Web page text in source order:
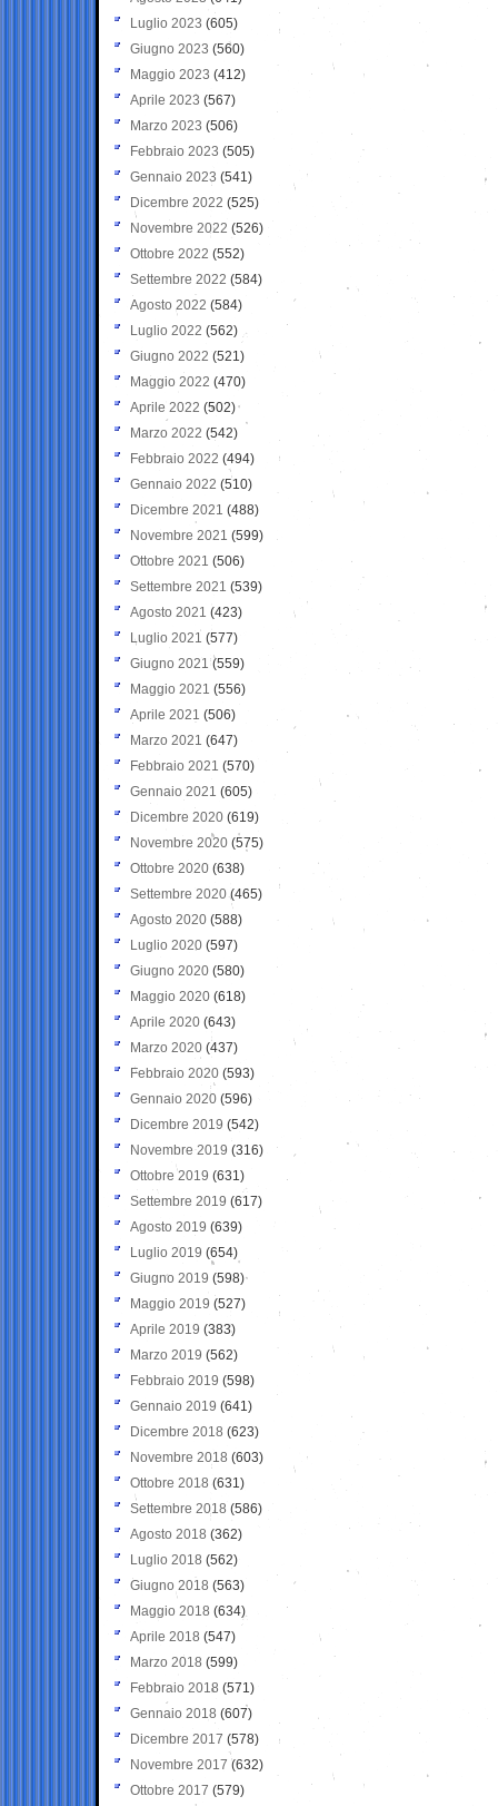
Luglio 2023 (605)
Giugno 2023 (560)
Maggio 2023 (412)
Aprile 2023 (567)
Marzo 2023 (506)
Febbraio 2023 (505)
Gennaio 2023 (541)
Dicembre 2022 (525)
Novembre 2022 (526)
Ottobre 2022 (552)
Settembre 2022 (584)
Agosto 2022 (584)
Luglio 2022 (562)
Giugno 2022 (521)
Maggio 2022 (470)
Aprile 2022 (502)
Marzo 2022 (542)
Febbraio 2022 (494)
Gennaio 2022 (510)
Dicembre 2021 (488)
Novembre 2021 (599)
Ottobre 2021 (506)
Settembre 2021 (539)
Agosto 2021 (423)
Luglio 2021 (577)
Giugno 2021(559)
Maggio 2021 (556)
Aprile 2021 (506)
Marzo 2021 (647)
Febbraio 2021 (570)
Gennaio 2021 (605)
Dicembre 2020 (619)
Novembre 2020 (575)
Ottobre 2020 (638)
Settembre 2020(465)
Agosto 2020 (588)
Luglio 2020 (597)
Giugno 2020 (580)
Maggio 2020 (618)
Aprile 2020 (643)
Marzo 2020 (437)
Febbraio 2020 (593)
Gennaio 2020 (596)
Dicembre 2019 (542)
Novembre 2019 (316)
Ottobre 2019 (631)
Settembre 2019 (617)
Agosto 2019 (639)
Luglio 2019 (654)
Giugno 2019 (598)
Maggio 2019 (527)
Aprile 2019 (383)
Marzo 2019 (562)
Febbraio 2019 (598)
Gennaio 2019 (641)
Dicembre 2018 (623)
Novembre 2018 (603)
Ottobre 2018 (631)
Settembre 2018 (586)
Agosto 2018 (362)
Luglio 2018 (562)
Giugno 2018 (563)
Maggio 2018 (634)
Aprile 2018 (547)
Marzo 2018 (599)
Febbraio 2018 (571)
Gennaio 2018 (607)
Dicembre 2017 (578)
Novembre 2017 (632)
Ottobre 2017 (579)